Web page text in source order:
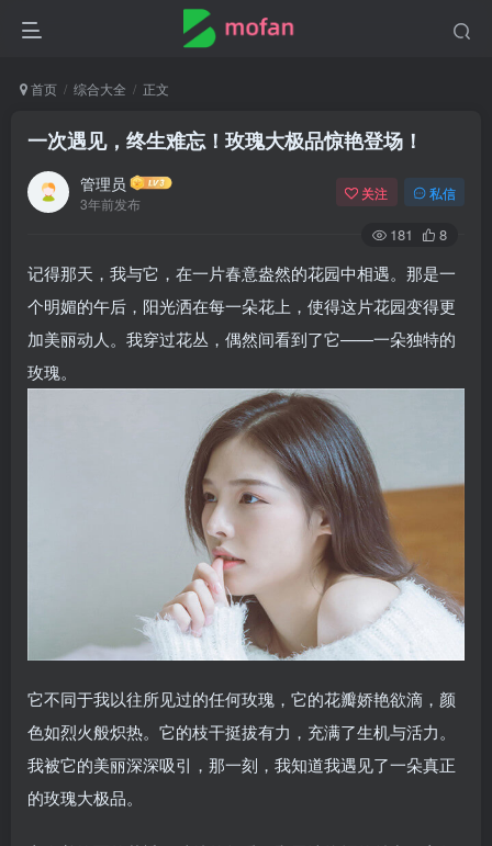
首页 综合大全 正文
一次遇见，终生难忘！玫瑰大极品惊艳登场！
管理员
3年前发布
关注 私信
181 8
记得那天，我与它，在一片春意盎然的花园中相遇。那是一
个明媚的午后，阳光洒在每一朵花上，使得这片花园变得更
加美丽动人。我穿过花丛，偶然间看到了它——一朵独特的
玫瑰。
它不同于我以往所见过的任何玫瑰，它的花瓣娇艳欲滴，颜
色如烈火般炽热。它的枝干挺拔有力，充满了生机与活力。
我被它的美丽深深吸引，那一刻，我知道我遇见了一朵真正
的玫瑰大极品。